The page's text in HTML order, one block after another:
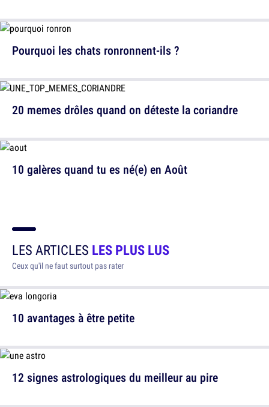
20 memes drôles quand on déteste la coriandre
Pourquoi les chats ronronnent-ils ?
10 galères quand tu es né(e) en Août
LES ARTICLES LES PLUS LUS
Ceux qu'il ne faut surtout pas rater
10 avantages à être petite
12 signes astrologiques du meilleur au pire